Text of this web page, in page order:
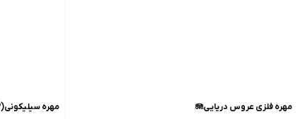
مهره فلزی عروس دریایی🪼 مهره سیلیکونی(۳)🥪